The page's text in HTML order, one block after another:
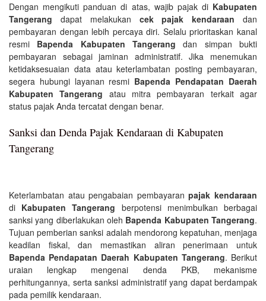
Dengan mengikuti panduan di atas, wajib pajak di Kabupaten
Tangerang dapat melakukan cek pajak kendaraan dan
pembayaran dengan lebih percaya diri. Selalu prioritaskan kanal
resmi Bapenda Kabupaten Tangerang dan simpan bukti
pembayaran sebagai jaminan administratif. Jika menemukan
ketidaksesuaian data atau keterlambatan posting pembayaran,
segera hubungi layanan resmi Bapenda Pendapatan Daerah
Kabupaten Tangerang atau mitra pembayaran terkait agar
status pajak Anda tercatat dengan benar.
Sanksi dan Denda Pajak Kendaraan di Kabupaten
Tangerang
Keterlambatan atau pengabaian pembayaranpajak kendaraan
di Kabupaten Tangerang berpotensi menimbulkan berbagai
sanksi yang diberlakukan oleh Bapenda Kabupaten Tangerang.
Tujuan pemberian sanksi adalah mendorong kepatuhan, menjaga
keadilan fiskal, dan memastikan aliran penerimaan untuk
Bapenda Pendapatan Daerah Kabupaten Tangerang. Berikut
uraian lengkap mengenai denda PKB, mekanisme
perhitungannya, serta sanksi administratif yang dapat berdampak
pada pemilik kendaraan.